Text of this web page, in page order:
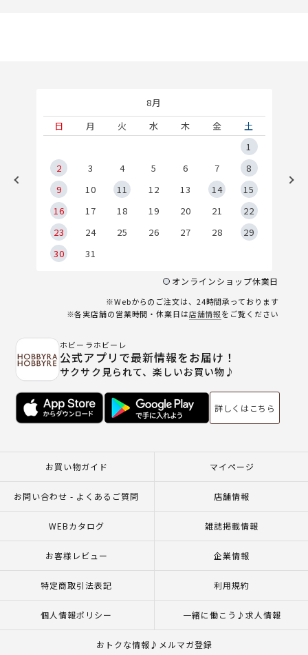
8月
日
月 火 水 木 金
土
1
2
3 4 5 6 7
8
9
10 11 12 13 14
15
16
17 18 19 20 21
22
23
24 25 26 27 28
29
30
31
オンラインショップ休業日
※Webからのご注文は、24時間承っております
※各実店舗の営業時間・休業日は店舗情報をご覧ください
ホビーラホビーレ
公式アプリで最新情報をお届け！
サクサク見られて、楽しいお買い物♪
詳しくはこちら
お買い物ガイド マイページ
お問い合わせ - よくあるご質問 店舗情報
WEBカタログ 雑誌掲載情報
お客様レビュー 企業情報
特定商取引法表記 利用規約
個人情報ポリシー 一緒に働こう♪求人情報
おトクな情報♪メルマガ登録